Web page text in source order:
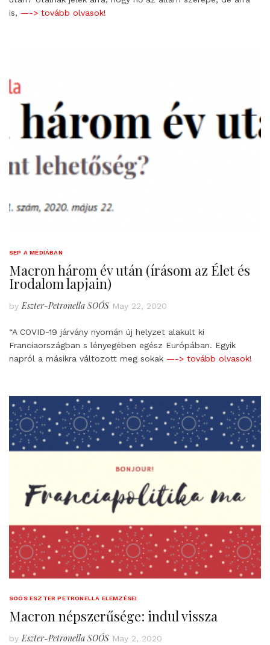
is, —-> tovább olvasok!
SEP A MÉDIÁBAN
Macron három év után (írásom az Élet és
Irodalom lapjain)
byEszter-Petronella SOÓS May 22, 2020
“A COVID-19 járvány nyomán új helyzet alakult ki
Franciaországban s lényegében egész Európában. Egyik
napról a másikra változott meg sokak —-> tovább olvasok!
SOÓS ESZTER PETRONELLA ELEMZÉSEI
Macron népszerűsége: indul vissza
by Eszter-Petronella SOÓS May 2, 2020